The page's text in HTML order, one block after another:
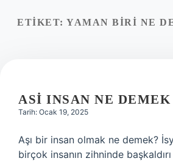
Yasal Uyarı
ETIKET: YAMAN BIRI NE
ASI INSAN NE DEMEK
Tarih: Ocak 19, 2025
Aşı bir insan olmak ne demek?
birçok insanın zihninde